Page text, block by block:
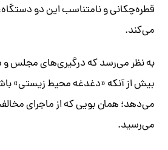
قطره‌چکانی و نامتناسب این دو دستگاه،
می‌کند.
به نظر می‌رسد که درگیری‌های مجلس و
بیش از آنکه «دغدغه محیط زیستی»
می‌دهد؛ همان بویی که از ماجرای
می‌رسید.